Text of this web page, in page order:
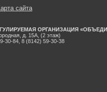
сайта
ОРГАНИЗАЦИЯ
д. 15А, (2 этаж)
30-84, 8 (8142) 59-30-38